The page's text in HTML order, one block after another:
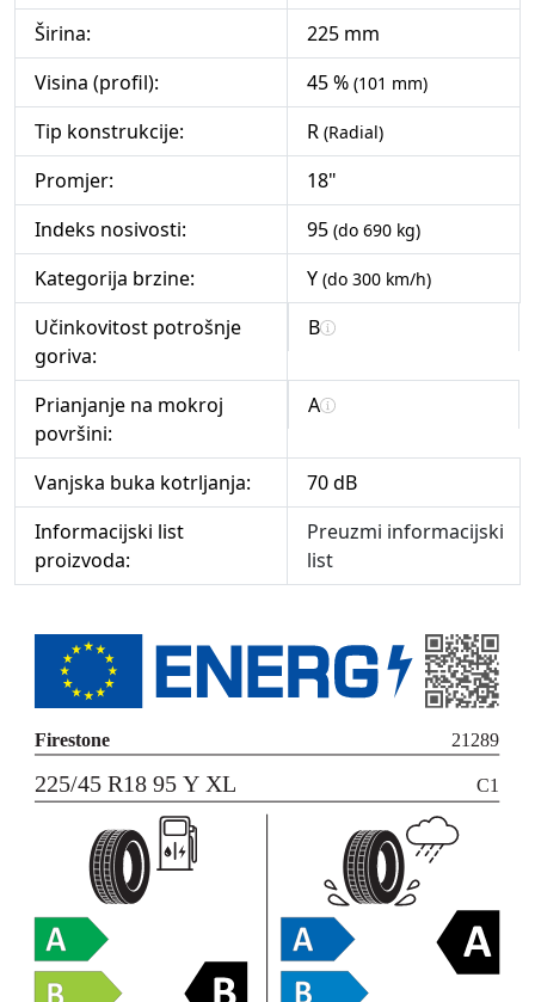
Širina:
225 mm
Visina (profil):
45 % (101 mm)
Tip konstrukcije: R (Radial)
Promjer:
18"
Indeks nosivosti:
95 (do 690 kg)
Kategorija brzine: Y (do 300 km/h)
Učinkovitost potrošnje
goriva:
B
Prianjanje na mokroj
površini:
A
Vanjska buka kotrljanja:
70 dB
Informacijski list
proizvoda:
Preuzmi informacijski
list